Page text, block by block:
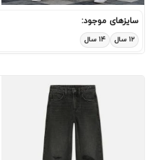
سایزهای موجود:
۱۲ سال ۱۴ سال